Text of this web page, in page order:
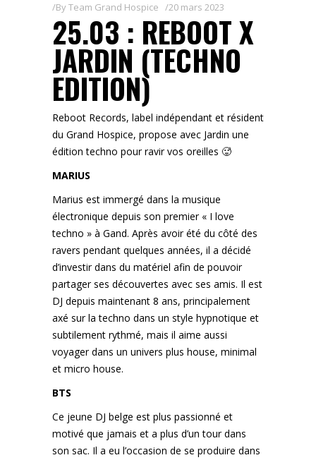
ByTeam Grand Hospice 20 mars 2023
25.03 : REBOOT X
JARDIN (TECHNO
EDITION)
Reboot Records, label indépendant et résident
du Grand Hospice, propose avec Jardin une
édition techno pour ravir vos oreilles 🥵
MARIUS
Marius est immergé dans la musique
électronique depuis son premier « I love
techno » à Gand. Après avoir été du côté des
ravers pendant quelques années, il a décidé
d’investir dans du matériel afin de pouvoir
partager ses découvertes avec ses amis. Il est
DJ depuis maintenant 8 ans, principalement
axé sur la techno dans un style hypnotique et
subtilement rythmé, mais il aime aussi
voyager dans un univers plus house, minimal
et micro house.
BTS
Ce jeune DJ belge est plus passionné et
motivé que jamais et a plus d’un tour dans
son sac. Il a eu l’occasion de se produire dans